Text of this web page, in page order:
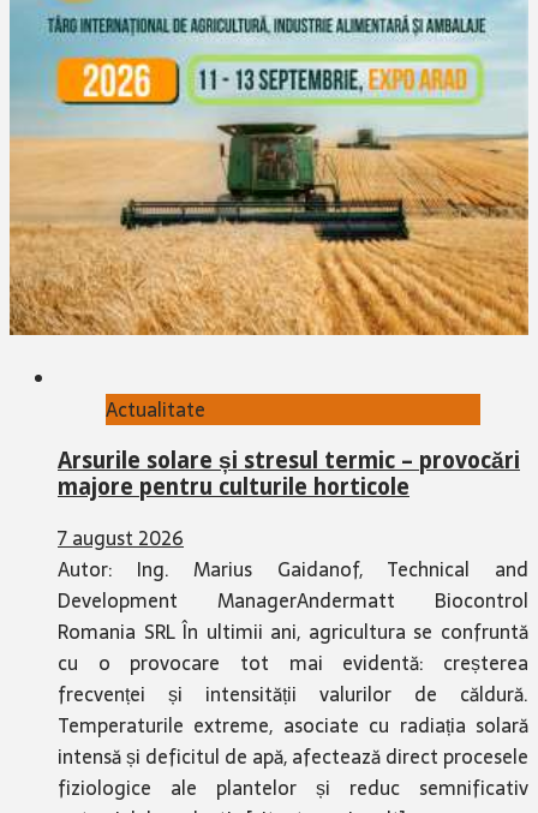
Actualitate
Arsurile solare și stresul termic – provocări
majore pentru culturile horticole
7 august 2026
Autor: Ing. Marius Gaidanof, Technical and
Development ManagerAndermatt Biocontrol
Romania SRL În ultimii ani, agricultura se confruntă
cu o provocare tot mai evidentă: creșterea
frecvenței și intensității valurilor de căldură.
Temperaturile extreme, asociate cu radiația solară
intensă și deficitul de apă, afectează direct procesele
fiziologice ale plantelor și reduc semnificativ